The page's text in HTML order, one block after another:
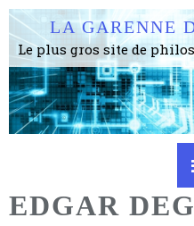
LA GARENNE
EDGAR